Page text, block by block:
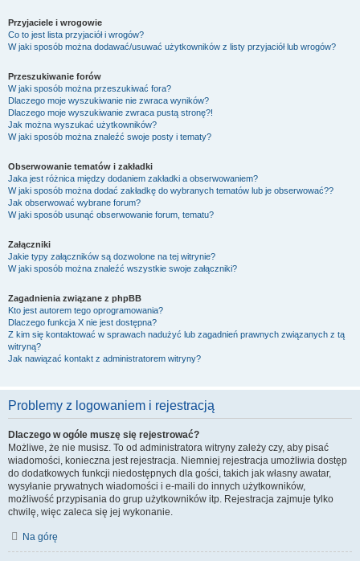
Przyjaciele i wrogowie
Co to jest lista przyjaciół i wrogów?
W jaki sposób można dodawać/usuwać użytkowników z listy przyjaciół lub wrogów?
Przeszukiwanie forów
W jaki sposób można przeszukiwać fora?
Dlaczego moje wyszukiwanie nie zwraca wyników?
Dlaczego moje wyszukiwanie zwraca pustą stronę?!
Jak można wyszukać użytkowników?
W jaki sposób można znaleźć swoje posty i tematy?
Obserwowanie tematów i zakładki
Jaka jest różnica między dodaniem zakładki a obserwowaniem?
W jaki sposób można dodać zakładkę do wybranych tematów lub je obserwować??
Jak obserwować wybrane forum?
W jaki sposób usunąć obserwowanie forum, tematu?
Załączniki
Jakie typy załączników są dozwolone na tej witrynie?
W jaki sposób można znaleźć wszystkie swoje załączniki?
Zagadnienia związane z phpBB
Kto jest autorem tego oprogramowania?
Dlaczego funkcja X nie jest dostępna?
Z kim się kontaktować w sprawach nadużyć lub zagadnień prawnych związanych z tą
witryną?
Jak nawiązać kontakt z administratorem witryny?
Problemy z logowaniem i rejestracją
Dlaczego w ogóle muszę się rejestrować?
Możliwe, że nie musisz. To od administratora witryny zależy czy, aby pisać
wiadomości, konieczna jest rejestracja. Niemniej rejestracja umożliwia dostęp
do dodatkowych funkcji niedostępnych dla gości, takich jak własny awatar,
wysyłanie prywatnych wiadomości i e-maili do innych użytkowników,
możliwość przypisania do grup użytkowników itp. Rejestracja zajmuje tylko
chwilę, więc zaleca się jej wykonanie.
Na górę